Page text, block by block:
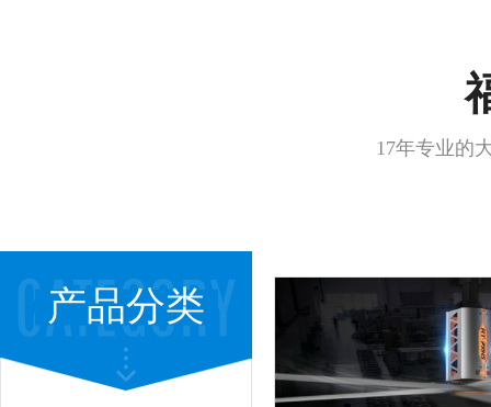
17年专业的
产品分类